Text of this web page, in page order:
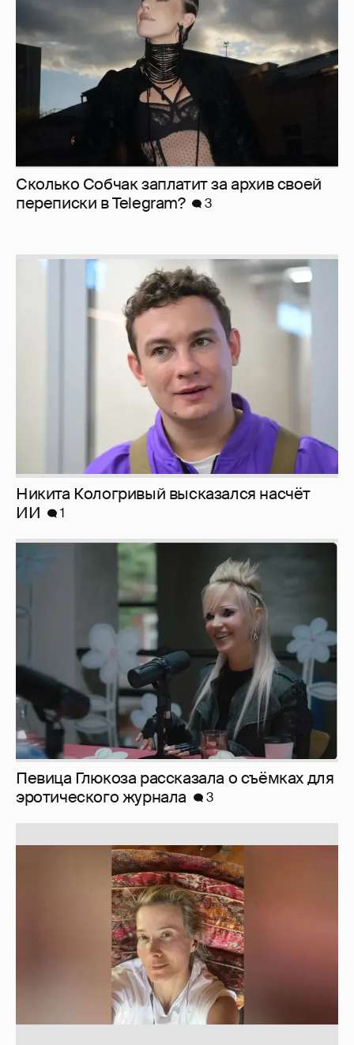
Сколько Собчак заплатит за архив своей
перeписки в Telegram?
3
Никита Кологривый высказался насчёт
ИИ
1
Певица Глюкоза рассказала о съёмках для
эротического журнала
3